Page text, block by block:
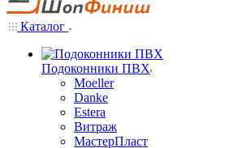
Каталог
Подоконники ПВХ
Moeller
Danke
Estera
Витраж
МастерПласт